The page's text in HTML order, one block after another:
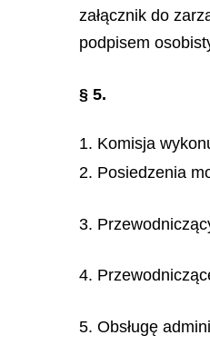
załącznik do
podpisem
§ 5.
1. Komisja
2. Posiedzenia
3.
4.
5. Obsługę